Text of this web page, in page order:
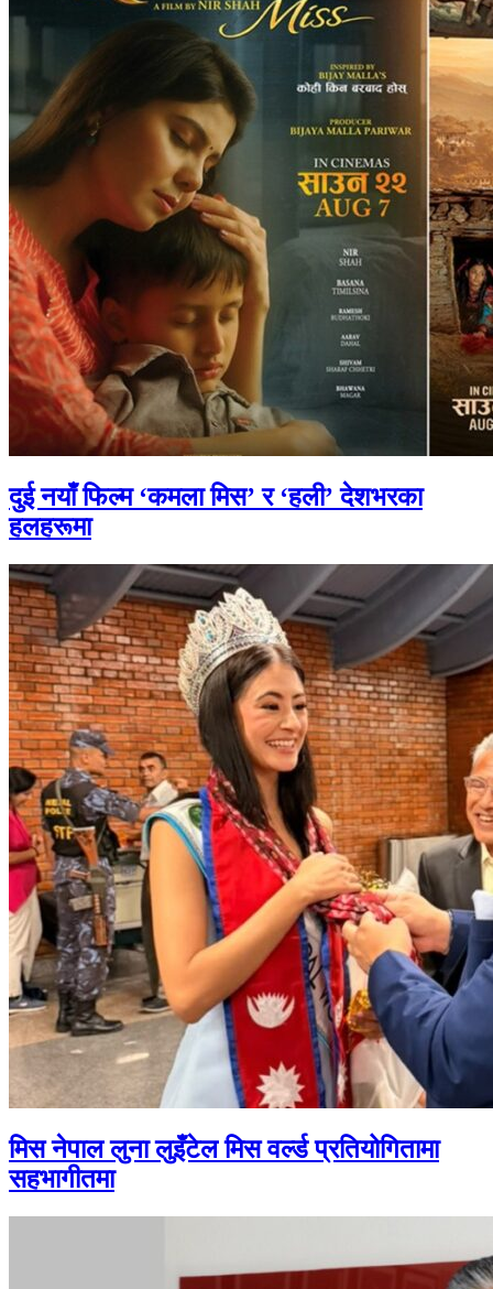
दुई नयाँ फिल्म ‘कमला मिस’ र ‘हली’ देशभरका
हलहरूमा
मिस नेपाल लुना लुइँटेल मिस वर्ल्ड प्रतियोगितामा
सहभागीतमा